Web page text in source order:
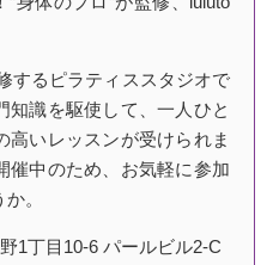
するピラティススタジオで
知識を駆使して、一人ひと
高いレッスンが受けられま
催中のため、お気軽に参加
。
1丁目10-6 パールビル2-C